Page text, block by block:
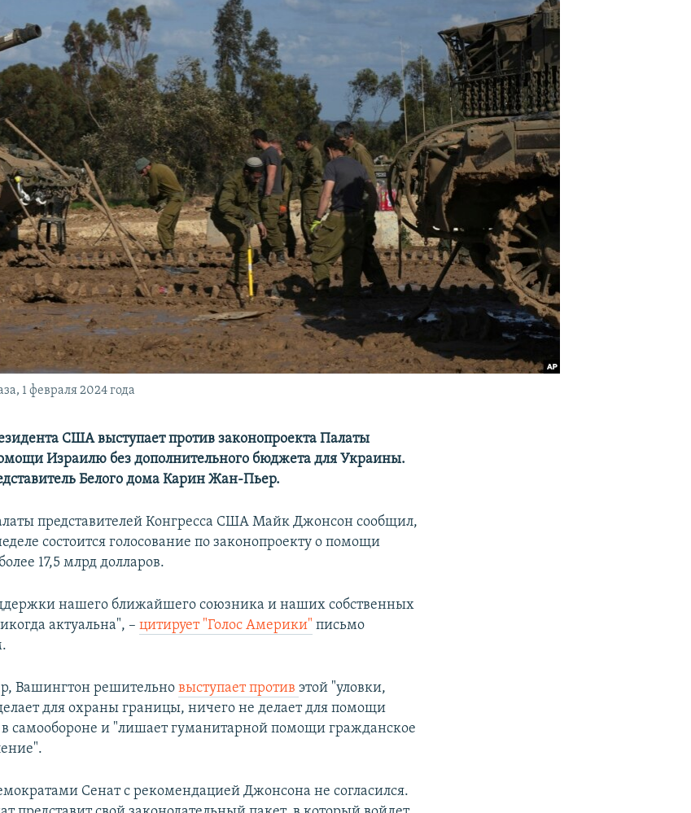
1 февраля 2024 года
США выступает против законопроекта Палаты
Израилю без дополнительного бюджета для Украины.
Белого дома Карин Жан-Пьер.
представителей Конгресса США Майк Джонсон сообщил,
состоится голосование по законопроекту о помощи
17,5 млрд долларов.
нашего ближайшего союзника и наших собственных
актуальна", –цитирует "Голос Америки" письмо
Вашингтон решительновыступает противэтой "уловки,
для охраны границы, ничего не делает для помощи
самообороне и "лишает гуманитарной помощи гражданское
Сенат с рекомендацией Джонсона не согласился.